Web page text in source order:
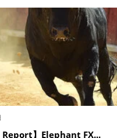
Report】Elephant FX...